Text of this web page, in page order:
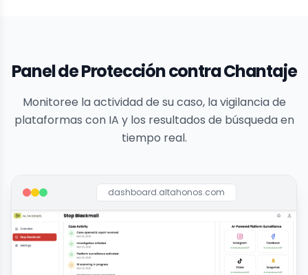
Panel de Protección contra Chantaje
Monitoree la actividad de su caso, la vigilancia de
plataformas con IA y los resultados de búsqueda en
tiempo real.
dashboard.altahonos.com